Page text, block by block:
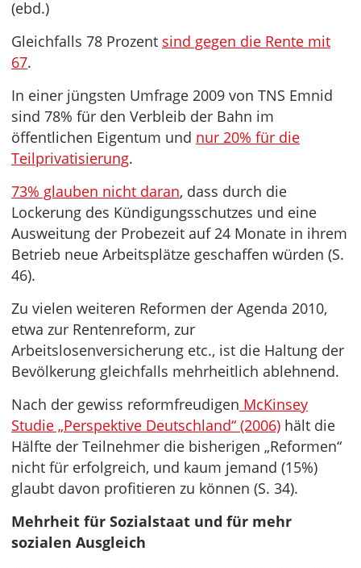
(ebd.)
Gleichfalls 78 Prozent sind gegen die Rente mit
67.
In einer jüngsten Umfrage 2009 von TNS Emnid
sind 78% für den Verbleib der Bahn im
öffentlichen Eigentum und nur 20% für die
Teilprivatisierung.
73% glauben nicht daran, dass durch die
Lockerung des Kündigungsschutzes und eine
Ausweitung der Probezeit auf 24 Monate in ihrem
Betrieb neue Arbeitsplätze geschaffen würden (S.
46).
Zu vielen weiteren Reformen der Agenda 2010,
etwa zur Rentenreform, zur
Arbeitslosenversicherung etc., ist die Haltung der
Bevölkerung gleichfalls mehrheitlich ablehnend.
Nach der gewiss reformfreudigen McKinsey
Studie „Perspektive Deutschland“ (2006) hält die
Hälfte der Teilnehmer die bisherigen „Reformen“
nicht für erfolgreich, und kaum jemand (15%)
glaubt davon profitieren zu können (S. 34).
Mehrheit für Sozialstaat und für mehr
sozialen Ausgleich